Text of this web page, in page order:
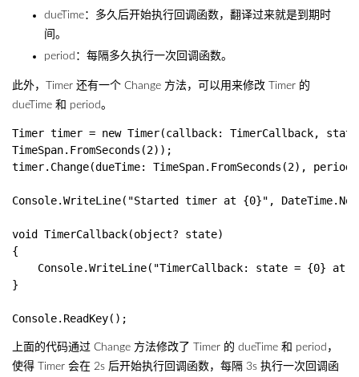
dueTime：多久后开始执行回调函数，翻译过来就是到期时
间。
period：每隔多久执行一次回调函数。
此外，Timer 还有一个 Change 方法，可以用来修改 Timer 的
dueTime 和 period。
Timer timer = new Timer(callback: TimerCallback,
TimeSpan.FromSeconds(2));
timer.Change(dueTime: TimeSpan.FromSeconds(2),
Console.WriteLine("Started timer at {0}",
void TimerCallback(object? state)
{
Console.WriteLine("TimerCallback: state = {0} at
}
上面的代码通过 Change 方法修改了 Timer 的 dueTime 和 period，
使得 Timer 会在 2s 后开始执行回调函数，每隔 3s 执行一次回调函